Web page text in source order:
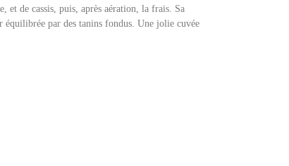
et de cassis, puis, après aération, la frais. Sa
équilibrée par des tanins fondus. Une jolie cuvée